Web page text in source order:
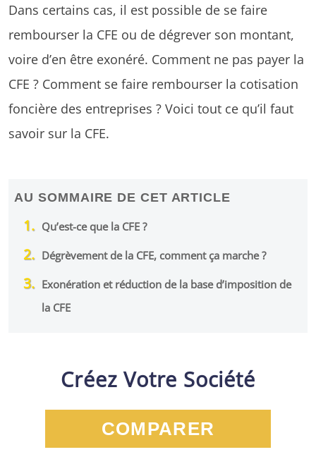
Dans certains cas, il est possible de se faire
rembourser la CFE ou de dégrever son montant,
voire d’en être exonéré. Comment ne pas payer la
CFE ? Comment se faire rembourser la cotisation
foncière des entreprises ? Voici tout ce qu’il faut
savoir sur la CFE.
AU SOMMAIRE DE CET ARTICLE
Qu’est-ce que la CFE ?
Dégrèvement de la CFE, comment ça marche ?
Exonération et réduction de la base d’imposition de
la CFE
Créez Votre Société
COMPARER